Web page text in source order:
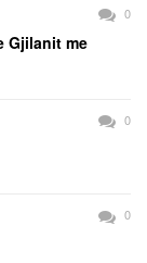
0
Gjilanit me
0
0